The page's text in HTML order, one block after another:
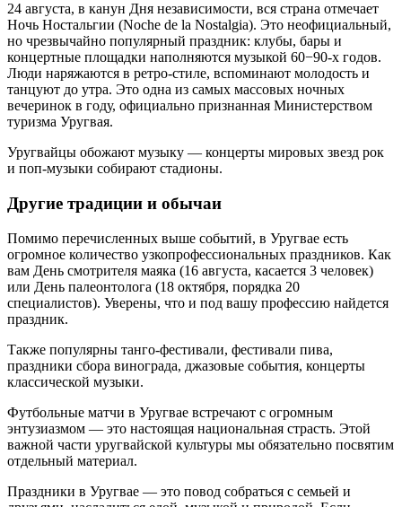
24 августа, в канун Дня независимости, вся страна отмечает
Ночь Ностальгии (Noche de la Nostalgia). Это неофициальный,
но чрезвычайно популярный праздник: клубы, бары и
концертные площадки наполняются музыкой 60−90-х годов.
Люди наряжаются в ретро-стиле, вспоминают молодость и
танцуют до утра. Это одна из самых массовых ночных
вечеринок в году, официально признанная Министерством
туризма Уругвая.
Уругвайцы обожают музыку — концерты мировых звезд рок
и поп-музыки собирают стадионы.
Другие традиции и обычаи
Помимо перечисленных выше событий, в Уругвае есть
огромное количество узкопрофессиональных праздников. Как
вам День смотрителя маяка (16 августа, касается 3 человек)
или День палеонтолога (18 октября, порядка 20
специалистов). Уверены, что и под вашу профессию найдется
праздник.
Также популярны танго-фестивали, фестивали пива,
праздники сбора винограда, джазовые события, концерты
классической музыки.
Футбольные матчи в Уругвае встречают с огромным
энтузиазмом — это настоящая национальная страсть. Этой
важной части уругвайской культуры мы обязательно посвятим
отдельный материал.
Праздники в Уругвае — это повод собраться с семьей и